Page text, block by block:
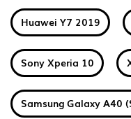
Huawei Y7 2019
Sony Xperia 10
Samsung Galaxy A40